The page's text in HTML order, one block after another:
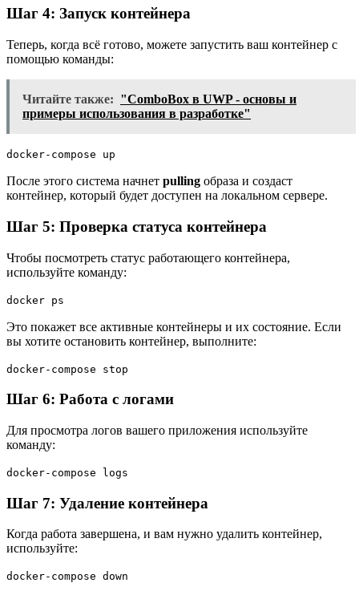
Шаг 4: Запуск контейнера
Теперь, когда всё готово, можете запустить ваш контейнер с
помощью команды:
Читайте также: "ComboBox в UWP - основы и
примеры использования в разработке"
docker-compose up
После этого система начнет pulling образа и создаст
контейнер, который будет доступен на локальном сервере.
Шаг 5: Проверка статуса контейнера
Чтобы посмотреть статус работающего контейнера,
используйте команду:
docker ps
Это покажет все активные контейнеры и их состояние. Если
вы хотите остановить контейнер, выполните:
docker-compose stop
Шаг 6: Работа с логами
Для просмотра логов вашего приложения используйте
команду:
docker-compose logs
Шаг 7: Удаление контейнера
Когда работа завершена, и вам нужно удалить контейнер,
используйте:
docker-compose down